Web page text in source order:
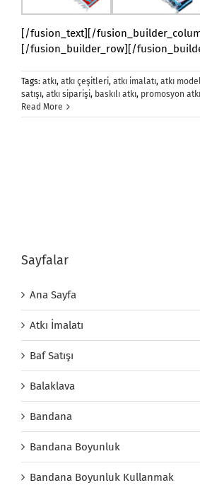
[/fusion_text][/
[/fusion_builder_row][/
Tags: atkı, atkı çeşitleri, atkı imalatı, atkı
satışı, atkı siparişi, baskılı atkı, promosyon atkı
Read More
Sayfalar
Ana Sayfa
Atkı İmalatı
Baf Satışı
Balaklava
Bandana
Bandana Boyunluk
Bandana Boyunluk Kullanmak